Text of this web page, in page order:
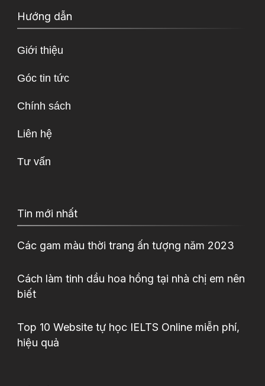
Hướng dẫn
Giới thiệu
Góc tin tức
Chính sách
Liên hệ
Tư vấn
Tin mới nhất
Các gam màu thời trang ấn tượng năm 2023
Cách làm tinh dầu hoa hồng tại nhà chị em nên
biết
Top 10 Website tự học IELTS Online miễn phí,
hiệu quả